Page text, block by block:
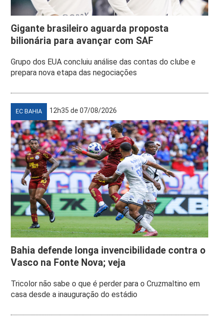
Gigante brasileiro aguarda proposta
bilionária para avançar com SAF
Grupo dos EUA concluiu análise das contas do clube e
prepara nova etapa das negociações
EC BAHIA 12h35 de 07/08/2026
Bahia defende longa invencibilidade contra o
Vasco na Fonte Nova; veja
Tricolor não sabe o que é perder para o Cruzmaltino em
casa desde a inauguração do estádio